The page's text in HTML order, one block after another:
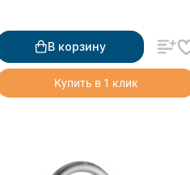
В корзину
Купить в 1 клик